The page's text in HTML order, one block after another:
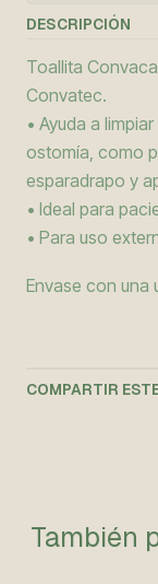
DESCRIPCIÓN
Toallita
Convatec.
• Ayuda a
ostomía, como
esparadrapo y
• Ideal para
• Para uso
Envase con una
COMPARTIR
También